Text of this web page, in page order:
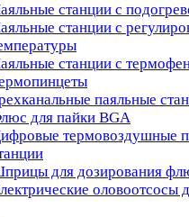
станции с
станции с
станции с
паяльные
для пайки BGA
термовоздушные
для дозирования
оловоотсосы